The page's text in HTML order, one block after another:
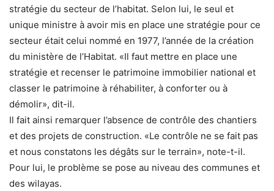
stratégie du secteur de l’habitat. Selon lui, le seul et
unique ministre à avoir mis en place une stratégie pour ce
secteur était celui nommé en 1977, l’année de la création
du ministère de l’Habitat. «Il faut mettre en place une
stratégie et recenser le patrimoine immobilier national et
classer le patrimoine à réhabiliter, à conforter ou à
démolir», dit-il.
Il fait ainsi remarquer l’absence de contrôle des chantiers
et des projets de construction. «Le contrôle ne se fait pas
et nous constatons les dégâts sur le terrain», note-t-il.
Pour lui, le problème se pose au niveau des communes et
des wilayas.